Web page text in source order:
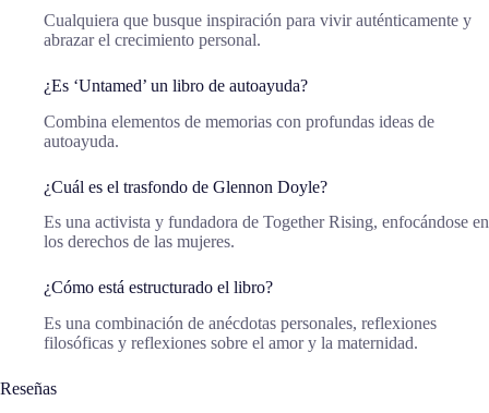
Cualquiera que busque inspiración para vivir auténticamente y
abrazar el crecimiento personal.
¿Es ‘Untamed’ un libro de autoayuda?
Combina elementos de memorias con profundas ideas de
autoayuda.
¿Cuál es el trasfondo de Glennon Doyle?
Es una activista y fundadora de Together Rising, enfocándose en
los derechos de las mujeres.
¿Cómo está estructurado el libro?
Es una combinación de anécdotas personales, reflexiones
filosóficas y reflexiones sobre el amor y la maternidad.
Reseñas